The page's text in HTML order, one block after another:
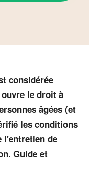
considérée
le droit à
âgées (et
les conditions
l'entretien de
Guide et